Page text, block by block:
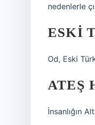
nedenlerle
ESKI
Od, Eski
ATEŞ
İnsanlığın